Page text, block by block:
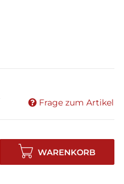
Frage zum Artikel
WARENKORB